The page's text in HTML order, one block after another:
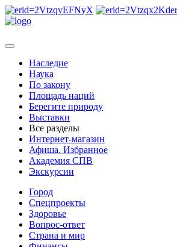
Наследие
Наука
По закону
Площадь наций
Берегите природу
Выставки
Все разделы
Интернет-магазин
Афиша. Избранное
Академия СПВ
Экскурсии
Город
Спецпроекты
Здоровье
Вопрос-ответ
Страна и мир